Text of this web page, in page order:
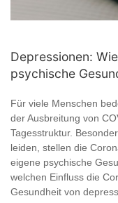
Depressionen:
psychische
Für viele Menschen
der Ausbreitung von
Tagesstruktur.
leiden, stellen die
eigene psychische
welchen Einfluss die
Gesundheit von